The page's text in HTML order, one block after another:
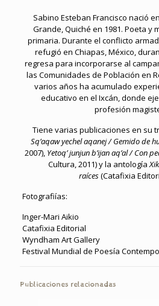
Sabino Esteban Francisco nació
Grande, Quiché en 1981. Poeta y
primaria. Durante el conflicto
refugió en Chiapas, México,
regresa para incorporarse al
las Comunidades de Población en
varios años ha acumulado
educativo en el Ixcán, donde
profesión
Tiene varias publicaciones en su
Sq’aqaw yechel aqanej / Gemido de
2007), Yetoq’ junjun b’ijan aq’al / Con
Cultura, 2011) y la antología
raíces(Catafixia
Fotografiías:
Inger-Mari Aikio
Catafixia Editorial
Wyndham Art Gallery
Festival Mundial de Poesía
Publicaciones relacionadas